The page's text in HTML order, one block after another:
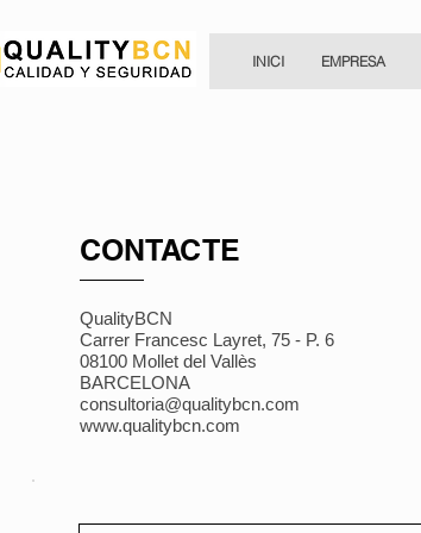
INICI EMPRESA
CONTACTE
QualityBCN
Carrer Francesc Layret, 75 - P. 6
08100 Mollet del Vallès
BARCELONA
consultoria@qualitybcn.com
www.qualitybcn.com